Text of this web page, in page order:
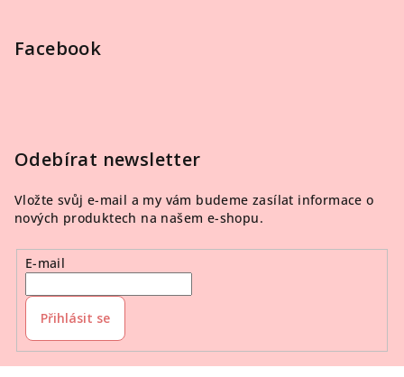
Facebook
Odebírat newsletter
Vložte svůj e-mail a my vám budeme zasílat informace o
nových produktech na našem e-shopu.
E-mail
Přihlásit se